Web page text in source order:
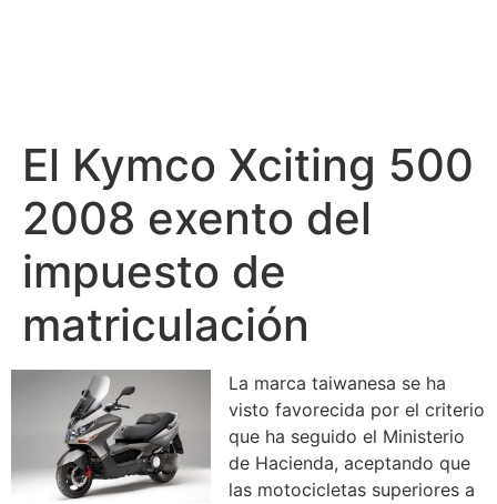
El Kymco Xciting 500
2008 exento del
impuesto de
matriculación
La marca taiwanesa se ha
visto favorecida por el criterio
que ha seguido el Ministerio
de Hacienda, aceptando que
las motocicletas superiores a